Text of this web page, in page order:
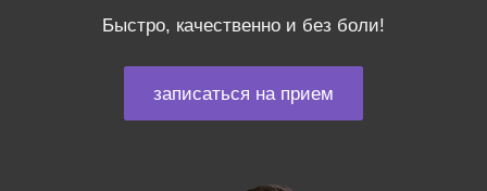
Быстро, качественно и без боли!
записаться на прием